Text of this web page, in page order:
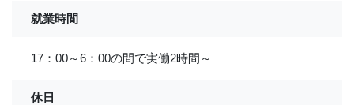
就業時間
17：00～6：00の間で実働2時間～
休日